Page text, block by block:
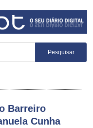
Barreiro
Cunha